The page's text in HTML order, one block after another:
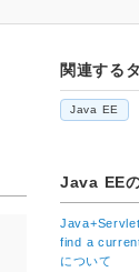
関連する
Java EE
Java EE
find a
について